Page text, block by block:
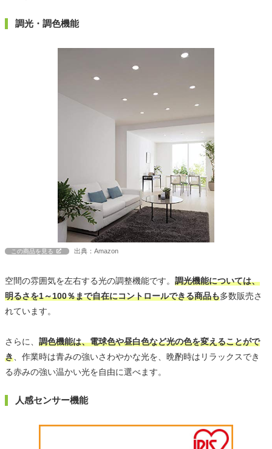
調光・調色機能
この商品を見る 出典：Amazon
空間の雰囲気を左右する光の調整機能です。 調光機能については、
明るさを1～100％まで自在にコントロールできる商品も多数販売さ
れています。
さらに、 調色機能は、電球色や昼白色など光の色を変えることがで
き、作業時は青みの強いさわやかな光を、晩酌時はリラックスでき
る赤みの強い温かい光を自由に選べます。
人感センサー機能